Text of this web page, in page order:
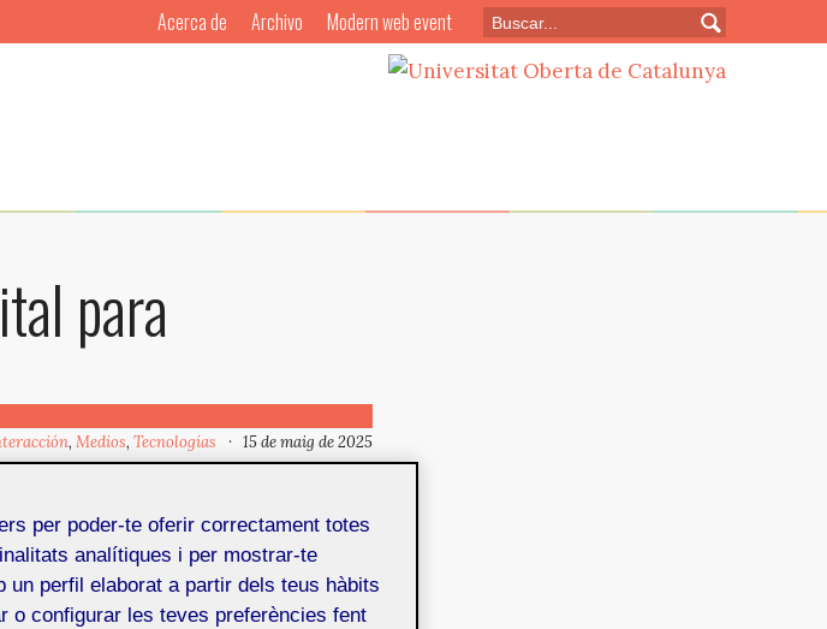
para
, Medios, Tecnologías 15 de maig de 2025
en ofrecer visiones heterogéneas
como un simple medio, sino
que afecta directamente a lo real.
el arte y la teoría no se limitan a
Acerca de Archivo Modern web event
per poder-te oferir correctament totes
analítiques i per mostrar-te
un perfil elaborat a partir dels teus hàbits
o configurar les teves preferències fent